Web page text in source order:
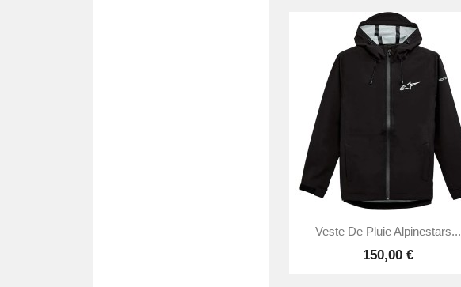
Aperçu rapide
Veste De Pluie Alpinestars...
150,00 €